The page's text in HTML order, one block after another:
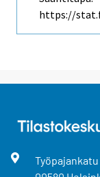
https://
Työpajankatu